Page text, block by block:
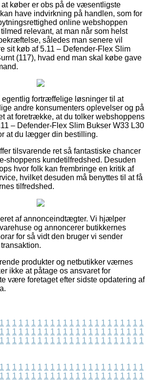
køber er obs på de væsentligste
have indvirkning på handlen, som for
online webshoppen
relevant, at man når som helst
således man senere vil
sit køb af 5.11 – Defender-Flex Slim
(117), hvad end man skal købe gave
egentlig fortræffelige løsninger til at
andre konsumenters oplevelser og på
at foretrække, at du tolker webshoppens
– Defender-Flex Slim Bukser W33 L30
at du lægger din bestilling.
tilsvarende ret så fantastiske chancer
shoppens kundetilfredshed. Desuden
hvor folk kan frembringe en kritik af
hvilket desuden må benyttes til at få
tilfredshed.
af annonceindtægter. Vi hjælper
og annoncerer butikkernes
for så vidt den bruger vi sender
produkter og netbutikker værnes
ikke at påtage os ansvaret for
være foretaget efter sidste opdatering af
1 1 1 1 1 1 1 1 1 1 1 1 1 1 1 1 1 1 1 1 1 1 1
1 1 1 1 1 1 1 1 1 1 1 1 1 1 1 1 1 1 1 1 1 1 1
1 1 1 1 1 1 1 1 1 1 1 1 1 1 1 1 1 1 1 1 1 1 1
1 1 1 1 1 1 1 1 1 1 1 1 1 1 1 1 1 1 1 1 1 1 1
1 1 1 1 1 1 1 1 1 1 1 1 1 1 1 1 1 1 1 1 1 1 1